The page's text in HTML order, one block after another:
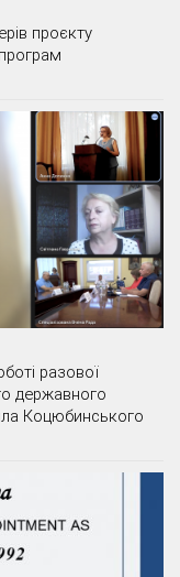
проєкту
разової
державного
Коцюбинського